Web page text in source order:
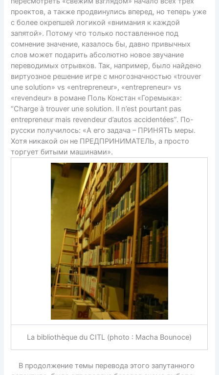
проектов, а также продвинулись вперед, но теперь уже
с более окрепшей логикой «внимания к каждой
запятой». Потому что только поставленное под
сомнение значение, казалось бы, давно привычных
слов может подарить абсолютно новое звучание
переводимых отрывков. Так, например, было найдено
виртуозное решение игре с многозначностью «trouver
une solution» vs «entrepreneur», «entrepreneur» vs
«revendeur» в романе Поль Констан «Горемыка»:
“Charge à trouver une solution. Il n’est pourtant pas
entrepreneur mais revendeur d’autos accidentées”. По-
русски получилось: «А его задача – ПРИНЯТЬ меры.
Хотя никакой он не ПРЕДПРИНИМАТЕЛЬ, а просто
торгует битыми машинами».
La bibliothèque du CITL (photo : Macha Bounoce)
В продолжение темы перевода этого запутанного